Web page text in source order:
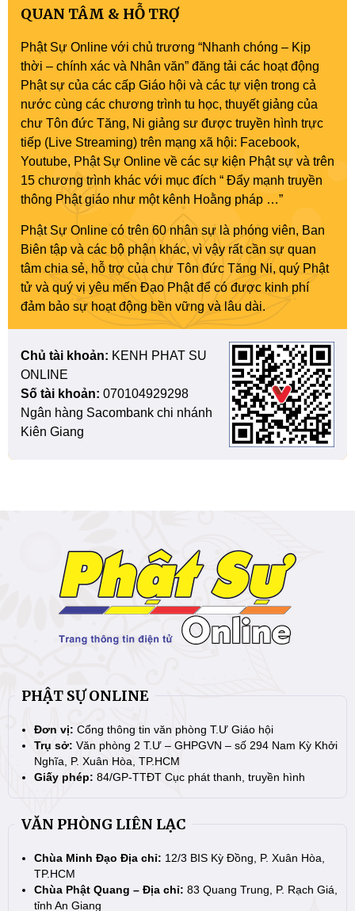
QUAN TÂM & HỖ TRỢ
Phật Sự Online với chủ trương “Nhanh chóng – Kịp
thời – chính xác và Nhân văn” đăng tải các hoạt động
Phật sự của các cấp Giáo hội và các tự viện trong cả
nước cùng các chương trình tu học, thuyết giảng của
chư Tôn đức Tăng, Ni giảng sư được truyền hình trực
tiếp (Live Streaming) trên mạng xã hội: Facebook,
Youtube, Phật Sự Online về các sự kiện Phật sự và trên
15 chương trình khác với mục đích “ Đẩy mạnh truyền
thông Phật giáo như một kênh Hoằng pháp …”
Phật Sự Online có trên 60 nhân sự là phóng viên, Ban
Biên tập và các bộ phận khác, vì vậy rất cần sự quan
tâm chia sẻ, hỗ trợ của chư Tôn đức Tăng Ni, quý Phật
tử và quý vị yêu mến Đạo Phật để có được kinh phí
đảm bảo sự hoạt động bền vững và lâu dài.
Chủ tài khoản: KENH PHAT SU
ONLINE
Số tài khoản: 070104929298
Ngân hàng Sacombank chi nhánh
Kiên Giang
PHẬT SỰ ONLINE
Đơn vị: Cổng thông tin văn phòng T.Ư Giáo hội
Trụ sở: Văn phòng 2 T.Ư – GHPGVN – số 294 Nam Kỳ Khởi
Nghĩa, P. Xuân Hòa, TP.HCM
Giấy phép: 84/GP-TTĐT Cục phát thanh, truyền hình
VĂN PHÒNG LIÊN LẠC
Chùa Minh Đạo Địa chỉ: 12/3 BIS Kỳ Đồng, P. Xuân Hòa,
TP.HCM
Chùa Phật Quang – Địa chỉ: 83 Quang Trung, P. Rạch Giá,
tỉnh An Giang